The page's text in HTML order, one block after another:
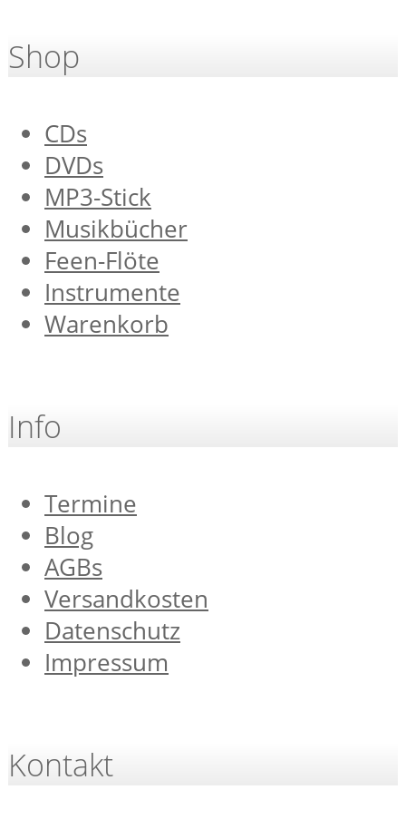
Shop
CDs
DVDs
MP3-Stick
Musikbücher
Feen-Flöte
Instrumente
Warenkorb
Info
Termine
Blog
AGBs
Versandkosten
Datenschutz
Impressum
Kontakt